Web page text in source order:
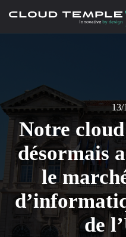
13/
Notre
désormais
le
de